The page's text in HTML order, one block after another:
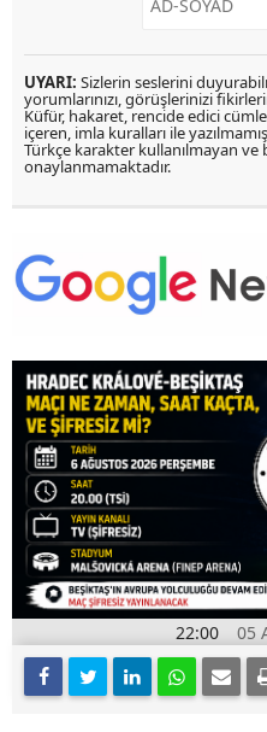
UYARI: Sizlerin seslerini
yorumlarınızı, görüşlerinizi
Küfür, hakaret, rencide edici
içeren, imla kuralları ile
Türkçe karakter kullanılmayan
onaylanmamaktadır.
22:00 05